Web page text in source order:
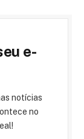
e-
notícias
no